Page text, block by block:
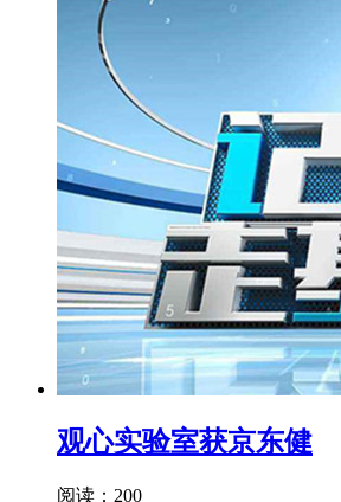
观心实验室获京东健
阅读：200